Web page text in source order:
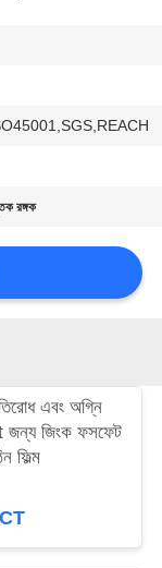
রঙ্গক
এবং অগ্নি
জিংক ফসফেট
ফিল্ম